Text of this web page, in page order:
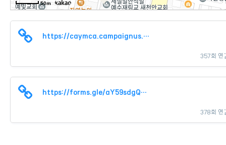
50m
https://caymca.campaignus.me/20/?bmode=view&idx=168944455&back_url=&t=…
357회 연
https://forms.gle/aY59sdgQcMqncxSW6
378회 연